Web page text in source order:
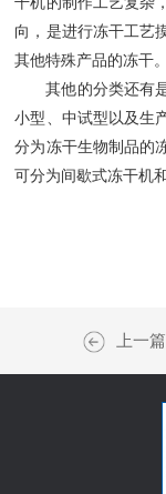
向，是进行冻干工艺
其他特殊产品的冻干。
其他的分类还有
小型、中试型以及生
分为冻干生物制品的
可分为间歇式冻干机
上一篇